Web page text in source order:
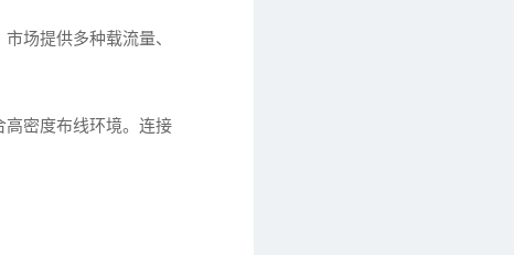
场提供多种载流量、
高密度布线环境。连接